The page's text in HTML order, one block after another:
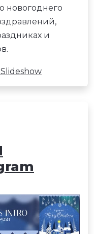
новогоднего
и